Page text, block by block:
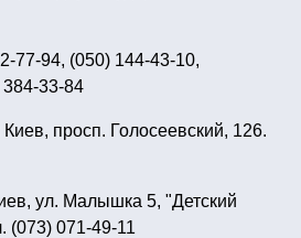
77-94, (050) 144-43-10,
33-84
Киев, просп. Голосеевский, 126.
ул. Малышка 5, "Детский
(073) 071-49-11